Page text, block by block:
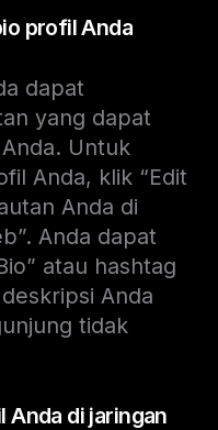
profil Anda
dapat
yang dapat
Untuk
Anda, klik “Edit
Anda di
Anda dapat
atau hashtag
Anda
tidak
Anda di jaringan